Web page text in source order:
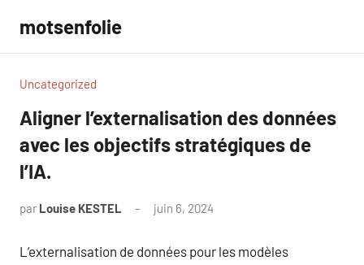
contenu
motsenfolie
Uncategorized
Aligner l’externalisation des données
avec les objectifs stratégiques de
l’IA.
par Louise KESTEL juin 6, 2024
L’externalisation de données pour les modèles